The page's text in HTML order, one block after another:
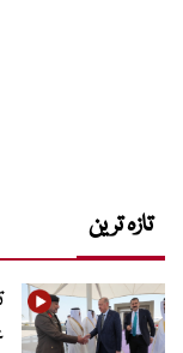
تازہ ترین